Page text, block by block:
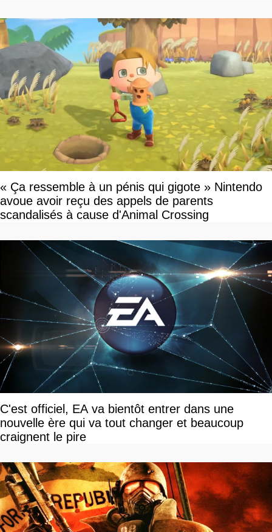
« Ça ressemble à un pénis qui gigote » Nintendo
avoue avoir reçu des appels de parents
scandalisés à cause d'Animal Crossing
C'est officiel, EA va bientôt entrer dans une
nouvelle ère qui va tout changer et beaucoup
craignent le pire